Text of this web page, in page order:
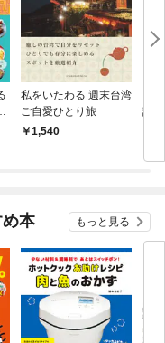
私をいたわる 週末台湾
ご自愛ひとり旅
1,540
記
本 もっと見る